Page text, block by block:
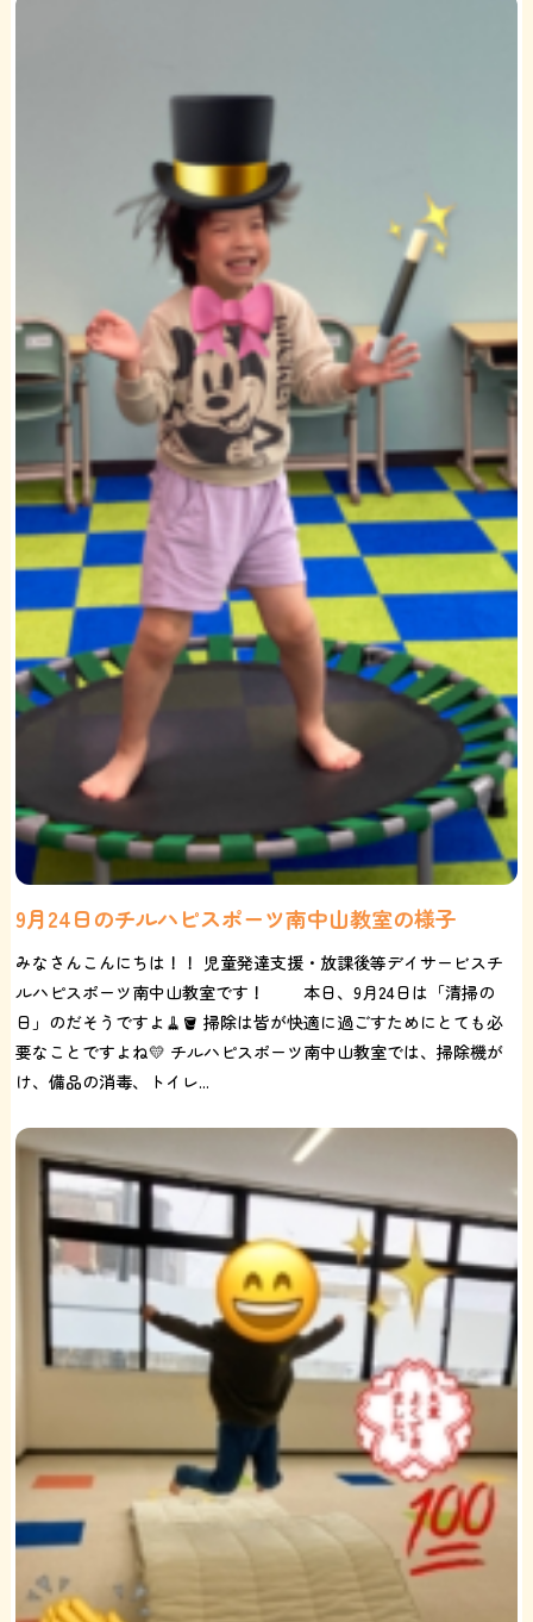
9月24日のチルハピスポーツ南中山教室の様子
みなさんこんにちは！！ 児童発達支援・放課後等デイサービスチ
ルハピスポーツ南中山教室です！ 本日、9月24日は「清掃の
日」のだそうですよ🧹🪣 掃除は皆が快適に過ごすためにとても必
要なことですよね💛 チルハピスポーツ南中山教室では、掃除機が
け、備品の消毒、トイレ...